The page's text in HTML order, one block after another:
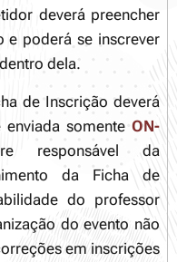
deverá preencher
e poderá se inscrever
dela.
de Inscrição deverá
somente ON-
responsável da
da Ficha de
do professor
do evento não
em inscrições